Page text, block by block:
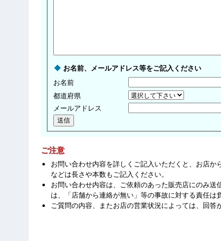
お名前、メールアドレス等をご記入ください
お名前
都道府県
メールアドレス
ご注意
お問い合わせ内容を詳しくご記入いただくと、お店
などは長さや本数もご記入ください。
お問い合わせ内容は、ご依頼のあった販売店にのみ
は、「店舗から連絡が無い」等の事故に対する責任は
ご質問の内容、またお店の営業状況によっては、回